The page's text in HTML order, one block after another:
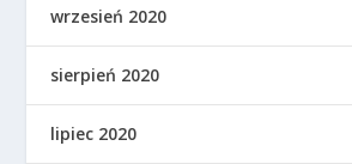
wrzesień 2020
sierpień 2020
lipiec 2020